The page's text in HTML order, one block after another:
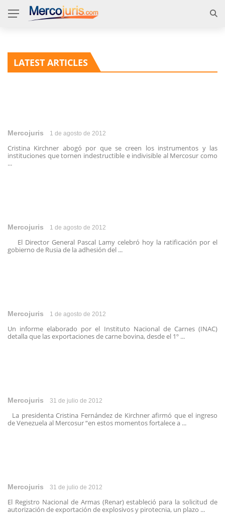
LATEST ARTICLES
Mercojuris 1 de agosto de 2012
Cristina Kirchner abogó por que se creen los instrumentos y las
instituciones que tornen indestructible e indivisible al Mercosur como
...
Mercojuris 1 de agosto de 2012
El Director General Pascal Lamy celebró hoy la ratificación por el
gobierno de Rusia de la adhesión del ...
Mercojuris 1 de agosto de 2012
Un informe elaborado por el Instituto Nacional de Carnes (INAC)
detalla que las exportaciones de carne bovina, desde el 1º ...
Mercojuris 31 de julio de 2012
La presidenta Cristina Fernández de Kirchner afirmó que el ingreso
de Venezuela al Mercosur “en estos momentos fortalece a ...
Mercojuris 31 de julio de 2012
El Registro Nacional de Armas (Renar) estableció para la solicitud de
autorización de exportación de explosivos y pirotecnia, un plazo ...